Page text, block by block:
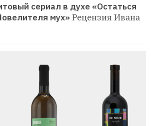
сериал в духе «Остаться
мух» Рецензия Ивана